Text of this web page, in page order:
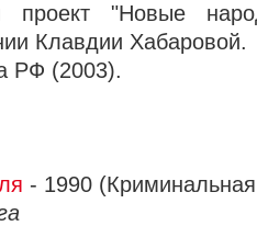
проект "Новые
Клавдии Хабаровой.
РФ (2003).
- 1990